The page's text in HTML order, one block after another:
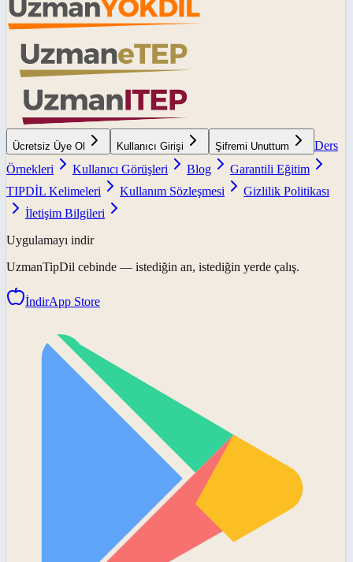
Ücretsiz Üye Ol Kullanıcı Girişi Şifremi Unuttum
Ders
Örnekleri
Kullanıcı Görüşleri Blog
Garantili Eğitim
TIPDİL Kelimeleri
Kullanım Sözleşmesi
Gizlilik Politikası
İletişim Bilgileri
Uygulamayı indir
UzmanTipDil cebinde — istediğin an, istediğin yerde çalış.
İndirApp Store